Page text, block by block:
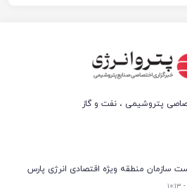
پتروشیمی ، نفت و گاز
سازمان منطقه ویژه اقتصادی انرژی پارس